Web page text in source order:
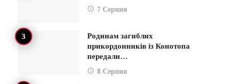
7 Серпня
Родинам загиблих
прикордонників із Конотопа
передали…
8 Серпня